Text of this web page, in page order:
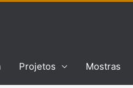
Projetos Mostras